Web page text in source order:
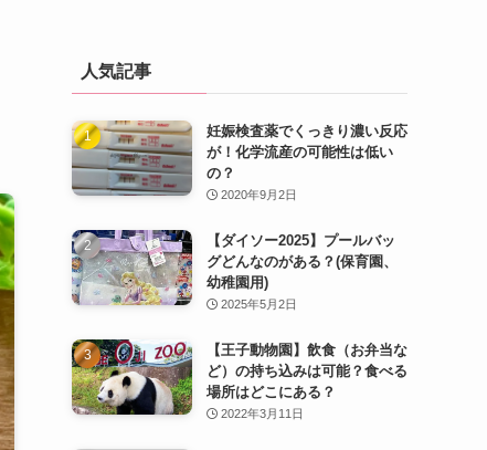
人気記事
妊娠検査薬でくっきり濃い反応
が！化学流産の可能性は低い
の？
2020年9月2日
【ダイソー2025】プールバッ
グどんなのがある？(保育園、
幼稚園用)
2025年5月2日
【王子動物園】飲食（お弁当な
ど）の持ち込みは可能？食べる
場所はどこにある？
2022年3月11日